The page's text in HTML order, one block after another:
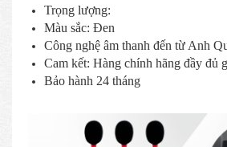
Trọng lượng:
Màu sắc: Đen
Công nghệ âm thanh đến từ Anh
Cam kết: Hàng chính hãng đầy đủ
Bảo hành 24 tháng